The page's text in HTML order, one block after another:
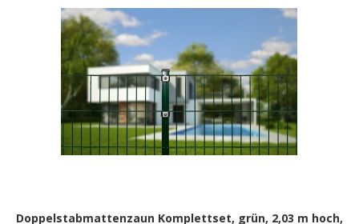
Doppelstabmattenzaun Komplettset, grün, 2,03 m hoch,